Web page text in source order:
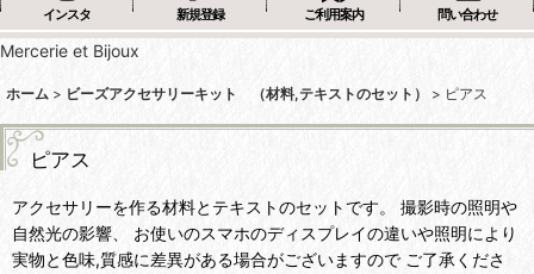
インスタ 新規登録 ご利用案内 問い合わせ
Mercerie et Bijoux
ホーム > ビーズアクセサリーキット （材料,テキストのセット） > ピアス
ピアス
アクセサリーを作る材料とテキストのセットです。 撮影時の照明や
自然光の影響、 お使いのスマホのディスプレイの違いや照明により
実物と色味,質感に差異がある場合がございますので ご了承くださ